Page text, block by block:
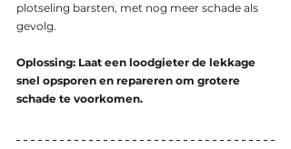
plotseling barsten, met nog meer schade als
gevolg.
Oplossing: Laat een loodgieter de lekkage
snel opsporen en repareren om grotere
schade te voorkomen.